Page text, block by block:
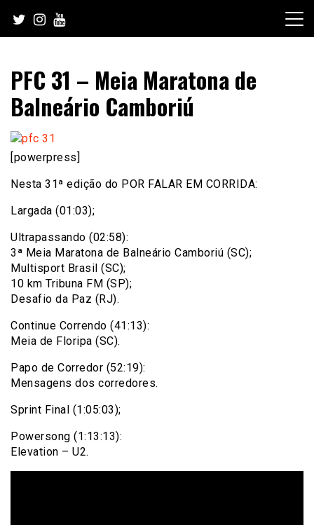
content
PFC 31 – Meia Maratona de
Balneário Camboriú
[powerpress]
Nesta 31ª edição do POR FALAR EM CORRIDA:
Largada (01:03);
Ultrapassando (02:58):
3ª Meia Maratona de Balneário Camboriú (SC);
Multisport Brasil (SC);
10 km Tribuna FM (SP);
Desafio da Paz (RJ).
Continue Correndo (41:13):
Meia de Floripa (SC).
Papo de Corredor (52:19):
Mensagens dos corredores.
Sprint Final (1:05:03);
Powersong (1:13:13):
Elevation – U2.